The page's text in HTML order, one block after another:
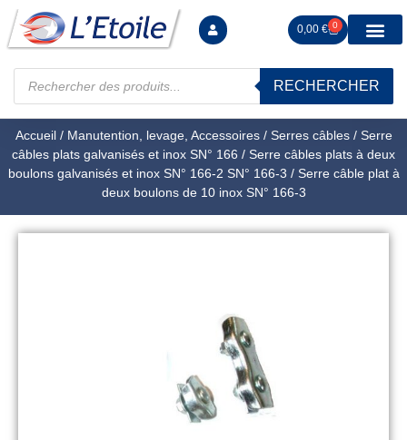
0,00 € 0
RECHERCHER
Accueil/ Manutention, levage, Accessoires/ Serres câbles/ Serre
câbles plats galvanisés et inox SN° 166 / Serre câbles plats à deux
boulons galvanisés et inox SN° 166-2 SN° 166-3 / Serre câble plat à
deux boulons de 10 inox SN° 166-3